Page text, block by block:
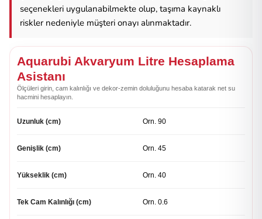
seçenekleri uygulanabilmekte olup, taşıma kaynaklı
riskler nedeniyle müşteri onayı alınmaktadır.
Aquarubi Akvaryum Litre Hesaplama
Asistanı
Ölçüleri girin, cam kalınlığı ve dekor-zemin doluluğunu hesaba katarak net su
hacmini hesaplayın.
Uzunluk (cm)
Genişlik (cm)
Yükseklik (cm)
Tek Cam Kalınlığı (cm)